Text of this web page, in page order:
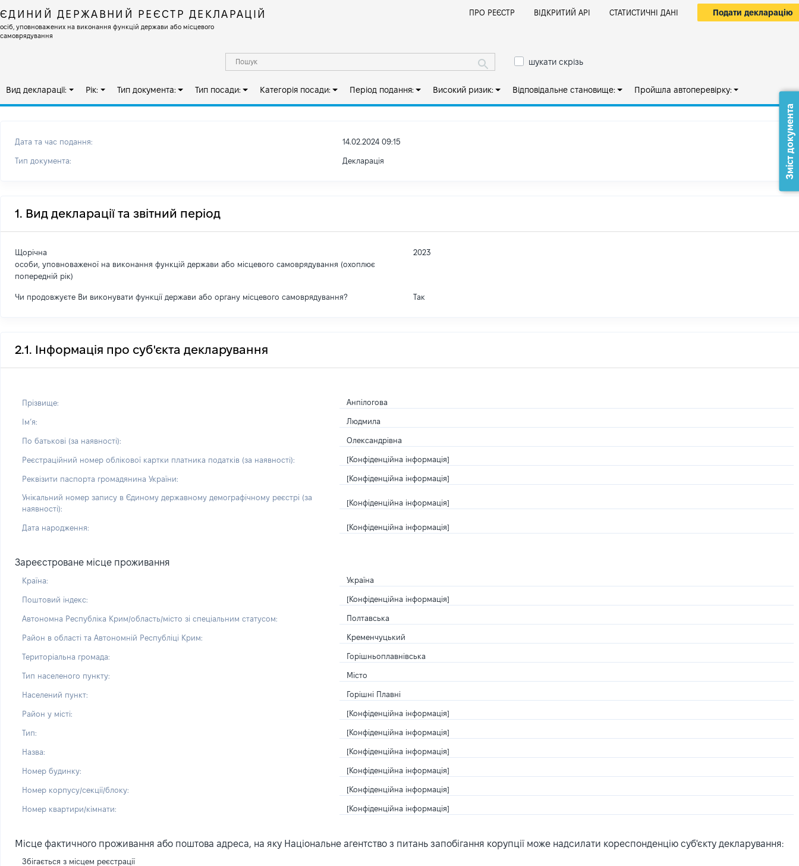
ЄДИНИЙ ДЕРЖАВНИЙ РЕЄСТР ДЕКЛАРАЦІЙ
осіб, уповноважених на виконання функцій держави або місцевого
самоврядування
ПРО РЕЄСТР ВІДКРИТИЙ АРІ СТАТИСТИЧНІ ДАНІ Подати декларацію
шукати скрізь
Вид декларації: Рік: Тип документа: Тип посади: Категорія посади: Період подання: Високий ризик: Відповідальне становище: Пройшла автоперевірку:
Дата та час подання: 14.02.2024 09:15
Тип документа: Декларація
1. Вид декларації та звітний період
Щорічна
особи, уповноваженої на виконання функцій держави або місцевого самоврядування (охоплює
попередній рік)
2023
Чи продовжуєте Ви виконувати функції держави або органу місцевого самоврядування? Так
2.1. Інформація про суб'єкта декларування
Прізвище: Анпілогова
Імʼя: Людмила
По батькові (за наявності): Олександрівна
Реєстраційний номер облікової картки платника податків (за наявності): [Конфіденційна інформація]
Реквізити паспорта громадянина України: [Конфіденційна інформація]
Унікальний номер запису в Єдиному державному демографічному реєстрі (за
наявності):
[Конфіденційна інформація]
Дата народження: [Конфіденційна інформація]
Зареєстроване місце проживання
Країна: Україна
Поштовий індекс: [Конфіденційна інформація]
Автономна Республіка Крим/область/місто зі спеціальним статусом: Полтавська
Район в області та Автономній Республіці Крим: Кременчуцький
Територіальна громада: Горішньоплавнівська
Тип населеного пункту: Місто
Населений пункт: Горішні Плавні
Район у місті: [Конфіденційна інформація]
Тип: [Конфіденційна інформація]
Назва: [Конфіденційна інформація]
Номер будинку: [Конфіденційна інформація]
Номер корпусу/секції/блоку: [Конфіденційна інформація]
Номер квартири/кімнати: [Конфіденційна інформація]
Місце фактичного проживання або поштова адреса, на яку Національне агентство з питань запобігання корупції може надсилати кореспонденцію суб'єкту декларування:
Збігається з місцем реєстрації
Зміст документа